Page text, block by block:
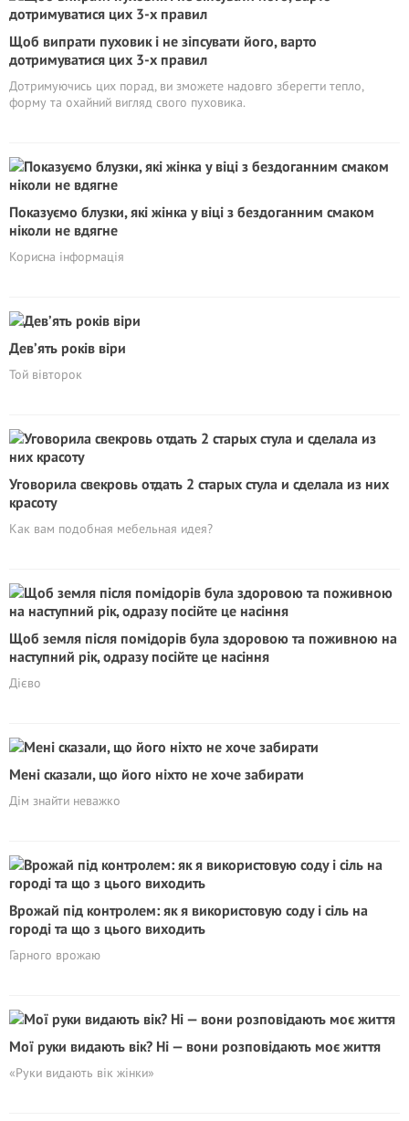
Щоб випрати пуховик і не зіпсувати його, варто
дотримуватися цих 3-х правил
Дотримуючись цих порад, ви зможете надовго зберегти тепло,
форму та охайний вигляд свого пуховика.
Показуємо блузки, які жінка у віці з бездоганним смаком
ніколи не вдягне
Корисна інформація
Дев’ять років віри
Той вівторок
Уговорила свекровь отдать 2 старых стула и сделала из них
красоту
Как вам подобная мебельная идея?
Щоб земля після помідорів була здоровою та поживною на
наступний рік, одразу посійте це насіння
Дієво
Мені сказали, що його ніхто не хоче забирати
Дім знайти неважко
Врожай під контролем: як я використовую соду і сіль на
городі та що з цього виходить
Гарного врожаю
Мої руки видають вік? Ні — вони розповідають моє життя
«Руки видають вік жінки»